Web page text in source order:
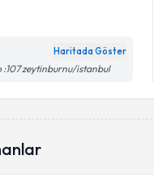
Haritada Göster
:107 zeytinburnu/istanbul